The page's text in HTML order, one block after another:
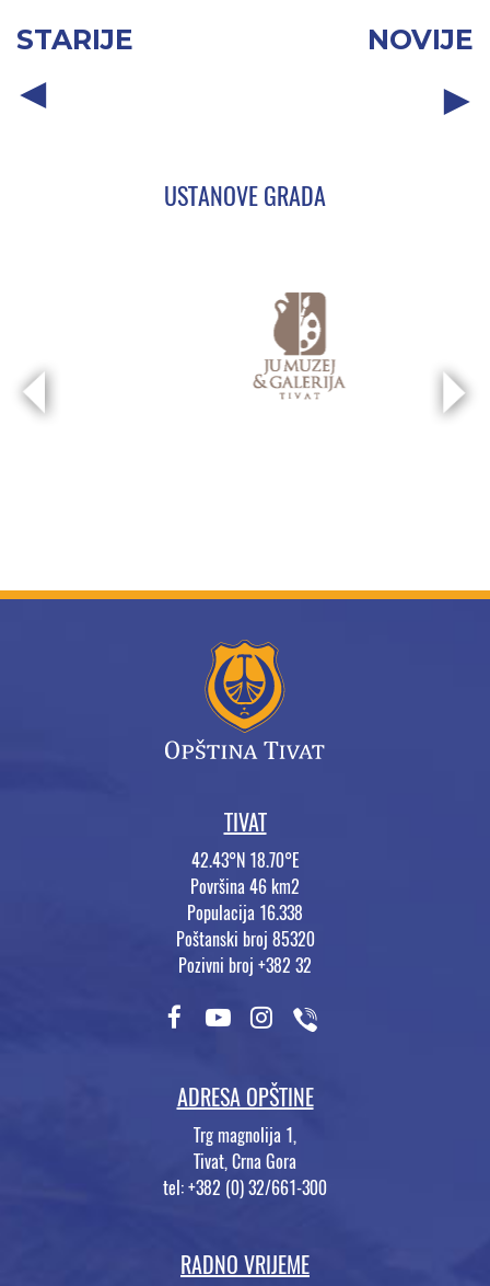
STARIJE NOVIJE
USTANOVE GRADA
TIVAT
42.43°N 18.70°E
Površina 46 km2
Populacija 16.338
Poštanski broj 85320
Pozivni broj +382 32
ADRESA OPŠTINE
Trg magnolija 1,
Tivat, Crna Gora
tel: +382 (0) 32/661-300
RADNO VRIJEME